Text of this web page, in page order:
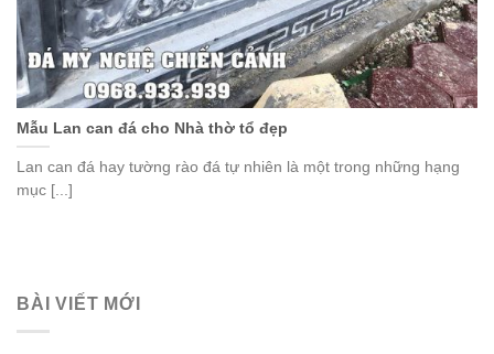
Mẫu Lan can đá cho Nhà thờ tổ đẹp
Lan can đá hay tường rào đá tự nhiên là một trong những hạng
mục [...]
BÀI VIẾT MỚI